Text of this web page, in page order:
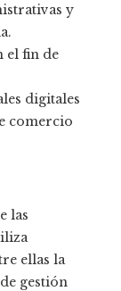
y
el fin de
digitales
comercio
las
ellas la
gestión